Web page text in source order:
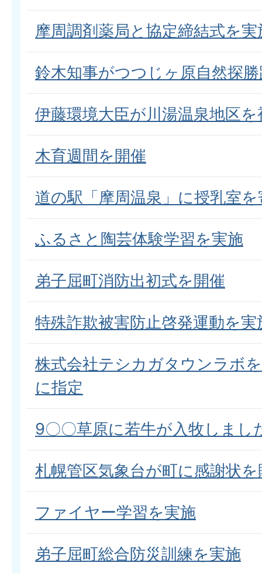
摩周調剤薬局と協定締結式を実
鈴木知事がつつじヶ原自然探
伊藤環境大臣が川湯温泉地区を
木育週間を開催
道の駅「摩周温泉」に授乳室を
ふるさと陶芸体験学習を実施
弟子屈町消防出初式を開催
特殊詐欺被害防止啓発運動を実
株式会社テシカガタウンラボ
に指定
9〇〇草原に若牛が入牧しまし
札幌管区気象台が町に感謝状を
ファイヤー学習を実施
弟子屈町総合防災訓練を実施